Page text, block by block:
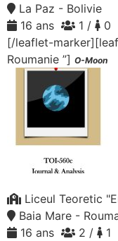
La Paz - Bolivie
16 ans
1 /
0
[/leaflet-
Roumanie ”] O-Moon
Liceul Teoretic
Baia Mare -
16 ans
2 /
1